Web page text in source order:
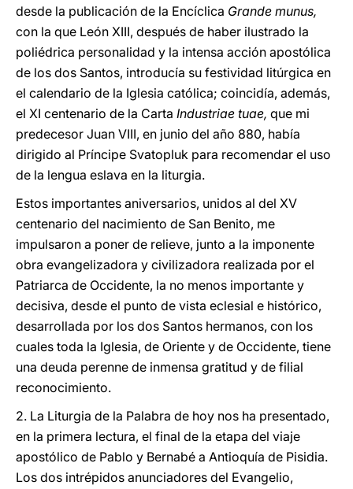
desde la publicación de la Encíclica Grande munus,
con la que León XIII, después de haber ilustrado la
poliédrica personalidad y la intensa acción apostólica
de los dos Santos, introducía su festividad litúrgica en
el calendario de la Iglesia católica; coincidía, además,
el XI centenario de la Carta Industriae tuae, que mi
predecesor Juan VIII, en junio del año 880, había
dirigido al Príncipe Svatopluk para recomendar el uso
de la lengua eslava en la liturgia.
Estos importantes aniversarios, unidos al del XV
centenario del nacimiento de San Benito, me
impulsaron a poner de relieve, junto a la imponente
obra evangelizadora y civilizadora realizada por el
Patriarca de Occidente, la no menos importante y
decisiva, desde el punto de vista eclesial e histórico,
desarrollada por los dos Santos hermanos, con los
cuales toda la Iglesia, de Oriente y de Occidente, tiene
una deuda perenne de inmensa gratitud y de filial
reconocimiento.
2. La Liturgia de la Palabra de hoy nos ha presentado,
en la primera lectura, el final de la etapa del viaje
apostólico de Pablo y Bernabé a Antioquía de Pisidia.
Los dos intrépidos anunciadores del Evangelio,